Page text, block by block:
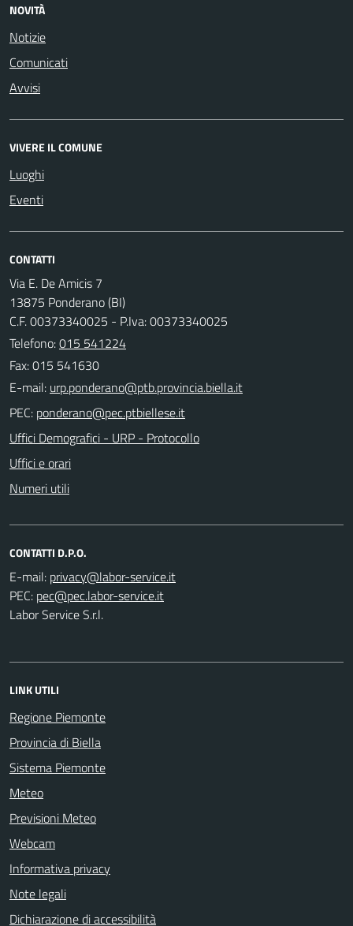
NOVITÀ
Notizie
Comunicati
Avvisi
VIVERE IL COMUNE
Luoghi
Eventi
CONTATTI
Via E. De Amicis 7
13875 Ponderano (BI)
C.F. 00373340025 - P.Iva: 00373340025
Telefono:015 541224
Fax: 015 541630
E-mail:
PEC:
Uffici Demografici - URP - Protocollo
Uffici e orari
Numeri utili
CONTATTI D.P.O.
E-mail:
PEC:
Labor Service S.r.l.
LINK UTILI
Regione Piemonte
Provincia di Biella
Sistema Piemonte
Meteo
Previsioni Meteo
Webcam
Informativa privacy
Note legali
Dichiarazione di accessibilità